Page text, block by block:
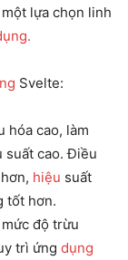
lựa chọn linh
Svelte:
hóa cao, làm
suất cao. Điều
hiệu suất
tốt hơn.
độ trừu
trì ứng dụng